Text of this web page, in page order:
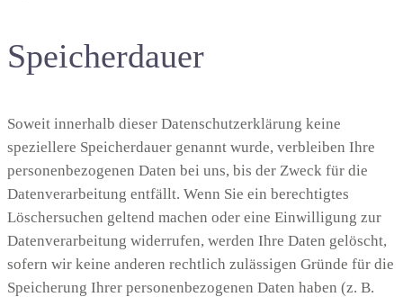
Speicherdauer
Soweit innerhalb dieser Datenschutzerklärung keine
speziellere Speicherdauer genannt wurde, verbleiben Ihre
personenbezogenen Daten bei uns, bis der Zweck für die
Datenverarbeitung entfällt. Wenn Sie ein berechtigtes
Löschersuchen geltend machen oder eine Einwilligung zur
Datenverarbeitung widerrufen, werden Ihre Daten gelöscht,
sofern wir keine anderen rechtlich zulässigen Gründe für die
Speicherung Ihrer personenbezogenen Daten haben (z. B.